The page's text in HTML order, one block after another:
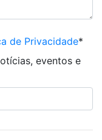
de Privacidade*
eventos e